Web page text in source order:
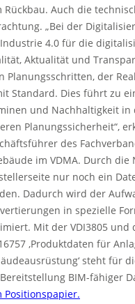
Rückbau. Auch die
„Bei der
4.0 für die
Aktualität und
Planungsschritten, der
Standard. Dies führt zu
und Nachhaltigkeit
Planungssicherheit“,
des
im VDMA. Durch
nur noch ein
Dadurch wird der
in spezielle
Mit der VDI3805
‚Produktdaten für
steht für
BIM-fähiger
Positionspapier.